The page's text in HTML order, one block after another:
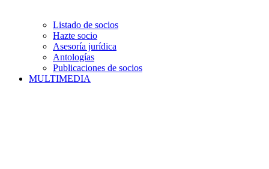
Listado de socios
Hazte socio
Asesoría jurídica
Antologías
Publicaciones de socios
MULTIMEDIA